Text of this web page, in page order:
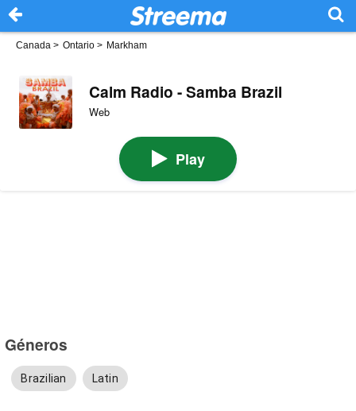
Canada > Ontario > Markham
Calm Radio - Samba Brazil
Web
Play
Géneros
Brazilian Latin